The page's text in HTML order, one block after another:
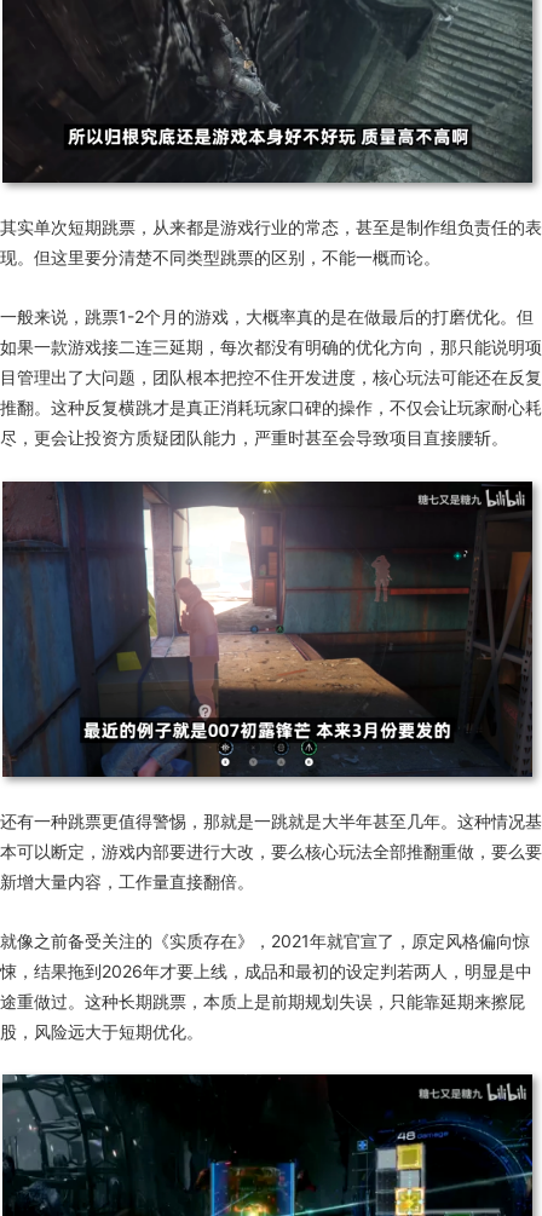
其实单次短期跳票，从来都是游戏行业的常态，甚至是制作组负责任的表
现。但这里要分清楚不同类型跳票的区别，不能一概而论。
一般来说，跳票1-2个月的游戏，大概率真的是在做最后的打磨优化。但
如果一款游戏接二连三延期，每次都没有明确的优化方向，那只能说明项
目管理出了大问题，团队根本把控不住开发进度，核心玩法可能还在反复
推翻。这种反复横跳才是真正消耗玩家口碑的操作，不仅会让玩家耐心耗
尽，更会让投资方质疑团队能力，严重时甚至会导致项目直接腰斩。
还有一种跳票更值得警惕，那就是一跳就是大半年甚至 几年。这种情况基
本可以断定，游戏内部要进行大改，要么核心玩法全部推翻重做，要么要
新增大量内容，工作量直接翻倍。
就像之前备受关注的 《实质存在》
，2021年就官宣了，原定风格偏向惊
悚，结果拖到2026年才要上线，成品和最初的设定判若两人，明显是中
途重做过。这种长期跳票，本质上是前期规划失误，只能靠延期来擦屁
股，风险远大于短期优化。